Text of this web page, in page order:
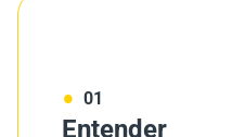
01
Entender